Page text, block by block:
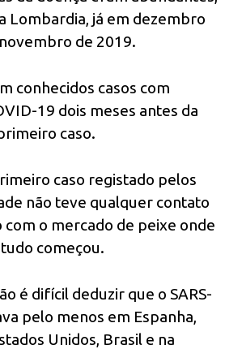
Lombardia, já em dezembro
de 2019.
conhecidos casos com
19 dois meses antes da
caso.
caso registado pelos
não teve qualquer contato
o mercado de peixe onde
começou.
é difícil deduzir que o SARS-
pelo menos em Espanha,
Unidos, Brasil e na